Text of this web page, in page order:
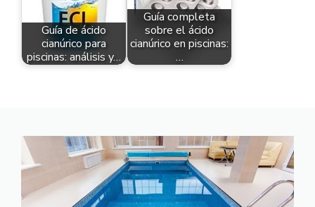
Guía de ácido
cianúrico para
piscinas: análisis y…
Guía completa
sobre el ácido
cianúrico en piscinas:
…